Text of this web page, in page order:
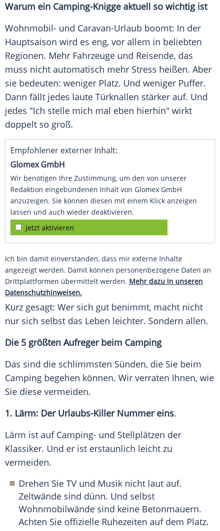
Warum ein Camping-Knigge aktuell so wichtig ist
Wohnmobil- und Caravan-Urlaub boomt: In der
Hauptsaison wird es eng, vor allem in beliebten
Regionen. Mehr Fahrzeuge und Reisende, das
muss nicht automatisch mehr Stress heißen. Aber
sie bedeuten: weniger Platz. Und weniger Puffer.
Dann fällt jedes laute Türknallen stärker auf. Und
jedes "Ich stelle mich mal eben hierhin" wirkt
doppelt so groß.
Empfohlener externer Inhalt:
Glomex GmbH
Wir benötigen Ihre Zustimmung, um den von unserer
Redaktion eingebundenen Inhalt von Glomex GmbH
anzuzeigen. Sie können diesen mit einem Klick anzeigen
lassen und auch wieder deaktivieren.
jetzt aktivieren
Ich bin damit einverstanden, dass mir externe Inhalte
angezeigt werden. Damit können personenbezogene Daten an
Drittplattformen übermittelt werden. Mehr dazu in unseren
Datenschutzhinweisen.
Kurz gesagt: Wer sich gut benimmt, macht nicht
nur sich selbst das Leben leichter. Sondern allen.
Die 5 größten Aufreger beim Camping
Das sind die schlimmsten Sünden, die Sie beim
Camping begehen können. Wir verraten Ihnen, wie
Sie diese vermeiden.
1. Lärm: Der Urlaubs-Killer Nummer eins.
Lärm ist auf Camping- und Stellplätzen der
Klassiker. Und er ist erstaunlich leicht zu
vermeiden.
Drehen Sie TV und Musik nicht laut auf.
Zeltwände sind dünn. Und selbst
Wohnmobilwände sind keine Betonmauern.
Achten Sie offizielle Ruhezeiten auf dem Platz.